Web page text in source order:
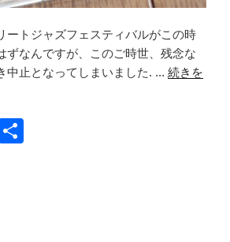
ートジャズフェスティバルがこの時
なんですが、このご時世、残念な
中止となってしまいました. ... 続きを
Li